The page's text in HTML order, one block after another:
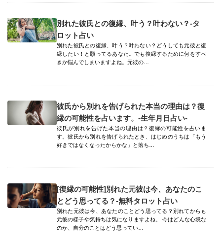
別れた彼氏との復縁、叶う？叶わない？-タ
ロット占い
別れた彼氏との復縁、叶う？叶わない？どうしても元彼と復
縁したい！と願ってるあなた。でも復縁するために何をすべ
きか悩んでしまいますよね。元彼の…
彼氏から別れを告げられた本当の理由は？復
縁の可能性を占います。-生年月日占い-
彼氏が別れを告げた本当の理由は？復縁の可能性を占いま
す。彼氏から別れを告げられたとき、はじめのうちは「もう
好きではなくなったからかな」と落ち…
[復縁の可能性]別れた元彼は今、あなたのこ
とどう思ってる？-無料タロット占い
別れた元彼は今、あなたのことどう思ってる？別れてからも
元彼の様子や気持ちは気になりますよね。 今はどんな心境な
のか、自分のことはどう思ってい…